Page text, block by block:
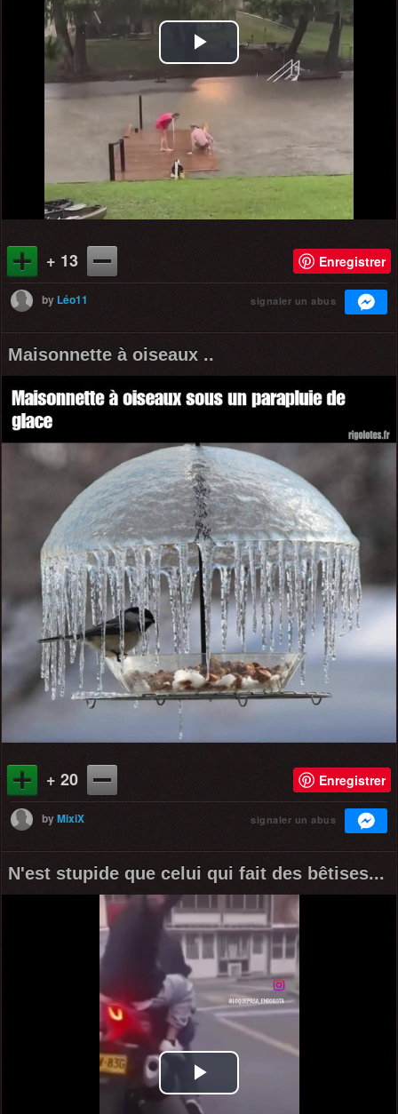
Play
Video
+ 13 Enregistrer
by Léo11 signaler un abus
Maisonnette à oiseaux ..
+ 20 Enregistrer
byMixiX signaler un abus
N'est stupide que celui qui fait des bêtises...
Play